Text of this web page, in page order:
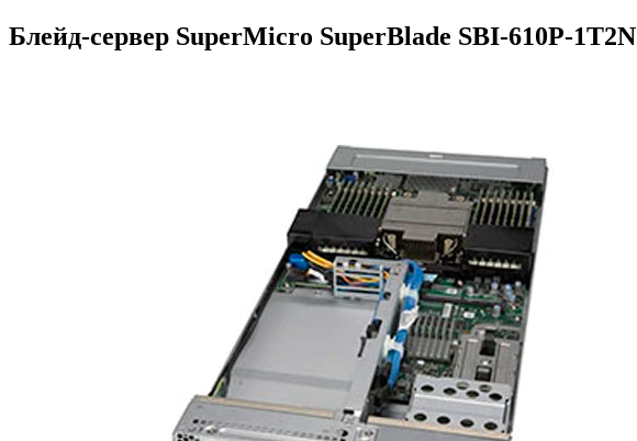
Блейд-сервер SuperMicro SuperBlade SBI-610P-1T2N